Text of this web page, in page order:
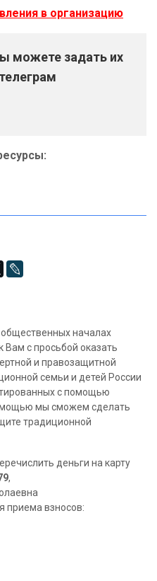
в организацию
можете задать их
началах
с просьбой оказать
и правозащитной
семьи и детей России
с помощью
мы сможем сделать
традиционной
деньги на карту
,
приема взносов: